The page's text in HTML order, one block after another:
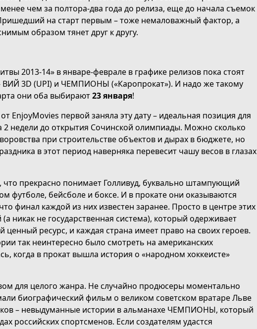
чем за полтора-два года до релиза, еще до начала съемок
на старт первым – тоже немаловажный фактор, а
образом тянет друг к другу.
2013-14» в январе-феврале в графике релизов пока стоят
ВИЙ 3D (UPI) и ЧЕМПИОНЫ («Каропрокат»). И надо же такому
они оба выбирают23 января!
EnjoyMovies первой заняла эту дату – идеальная позиция для
2 недели до открытия Сочинской олимпиады. Можно сколько
при строительстве объектов и дырах в бюджете, но
в этот период наверняка перевесит чашу весов в глазах
что прекрасно понимает Голливуд, буквально штампующий
футболе, бейсболе и боксе. И в прокате они оказываются
финал каждой из них известен заранее. Просто в центре этих
никак не государственная система), который одерживает
ресурс, и каждая страна имеет право на своих героев.
так неинтересно было смотреть на американских
когда в прокат вышла история о «народном хоккеисте»
для целого жанра. Не случайно продюсеры моментально
биографический фильм о великом советском вратаре Льве
– невыдуманные истории в альманахе ЧЕМПИОНЫ, который
российских спортсменов. Если создателям удастся